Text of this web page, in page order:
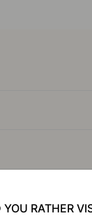
RATHER